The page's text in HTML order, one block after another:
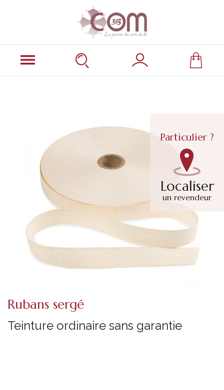
Particulier ?
Localiser
un revendeur
Rubans sergé
Teinture ordinaire sans garantie